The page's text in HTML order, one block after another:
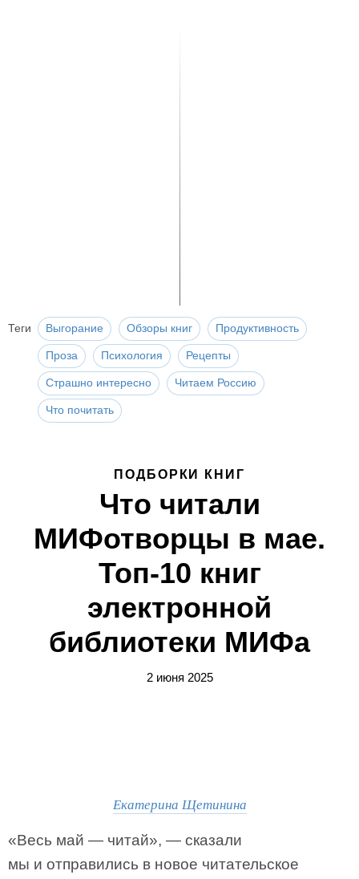
Теги Выгорание Обзоры книг Продуктивность
Проза Психология Рецепты
Страшно интересно Читаем Россию
Что почитать
ПОДБОРКИ КНИГ
Что читали
МИФотворцы в мае.
Топ-10 книг
электронной
библиотеки МИФа
2 июня 2025
Екатерина Щетинина
«Весь май — читай», — сказали
мы и отправились в новое читательское